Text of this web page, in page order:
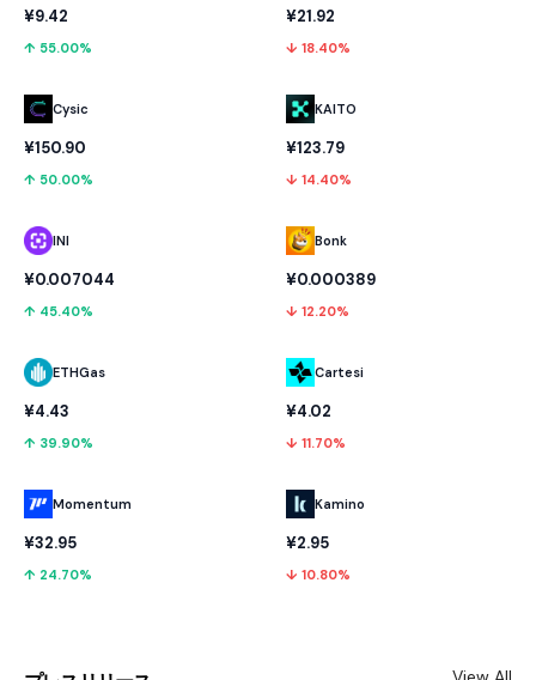
¥9.42
↑ 55.00%
Cysic
¥150.90
↑ 50.00%
INI
¥0.007044
↑ 45.40%
ETHGas
¥4.43
↑ 39.90%
Momentum
¥32.95
↑ 24.70%
¥21.92
↓ 18.40%
KAITO
¥123.79
↓ 14.40%
Bonk
¥0.000389
↓ 12.20%
Cartesi
¥4.02
↓ 11.70%
Kamino
¥2.95
↓ 10.80%